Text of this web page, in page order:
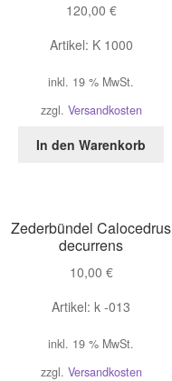
120,00 €
Artikel: K 1000
inkl. 19 % MwSt.
zzgl. Versandkosten
In den Warenkorb
Zederbündel Calocedrus
decurrens
10,00 €
Artikel: k -013
inkl. 19 % MwSt.
zzgl. Versandkosten